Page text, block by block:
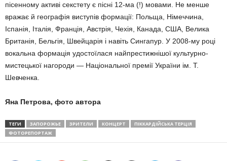
пісенному активі секстету є пісні 12-ма (!) мовами. Не менше
вражає й географія виступів формації: Польща, Німеччина,
Іспанія, Італія, Франція, Австрія, Чехія, Канада, США, Велика
Британія, Бельгія, Швейцарія і навіть Сингапур. У 2008-му році
вокальна формація удостоїлася найпрестижнішої культурно-
мистецької нагороди — Національної премії України ім. Т.
Шевченка.
Яна Петрова, фото автора
ТЕГИ ЗАПОРОЖЬЕ ЗРИТЕЛИ КОНЦЕРТ
ПІККАРДІЙСЬКА ТЕРЦІЯ
ФОТОРЕПОРТАЖ